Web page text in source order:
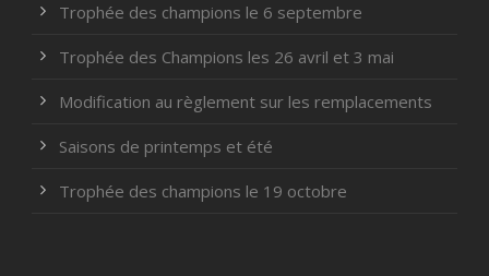
Trophée des champions le 6 septembre
Trophée des Champions les 26 avril et 3 mai
Modification au règlement sur les remplacements
Saisons de printemps et été
Trophée des champions le 19 octobre